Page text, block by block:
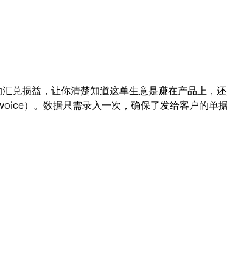
兑损益，让你清楚知道这单生意是赚在产品上，还
）。数据只需录入一次，确保了发给客户的单